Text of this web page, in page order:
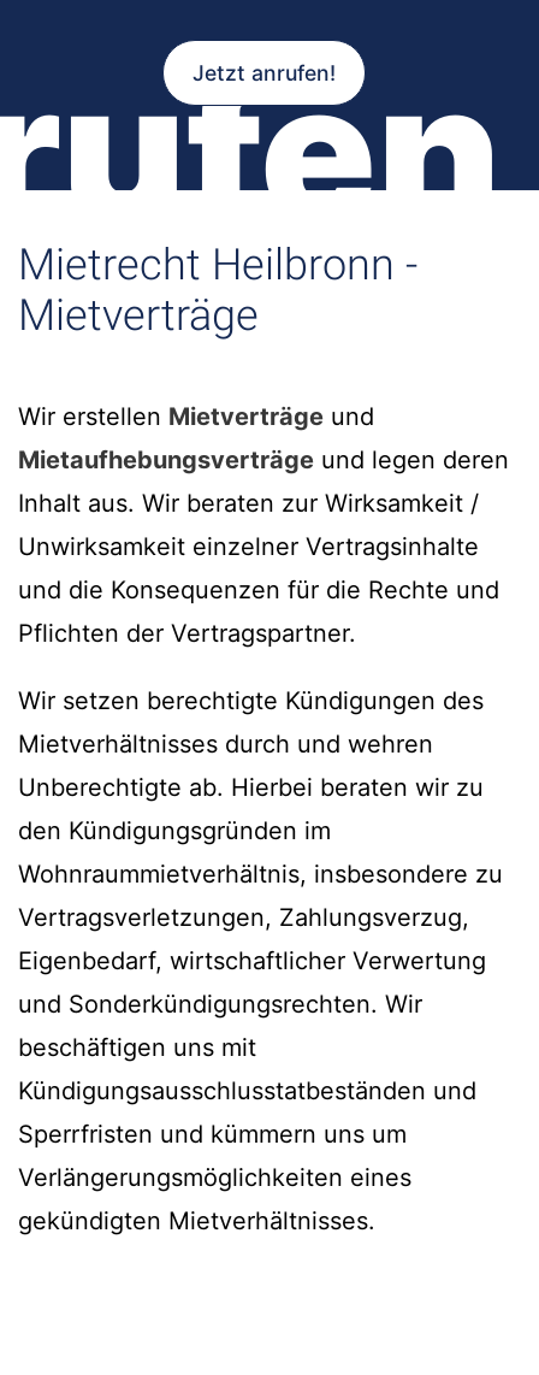
Jetzt anrufen!
Mietrecht Heilbronn -
Mietverträge
Wir erstellen Mietverträge und
Mietaufhebungsverträge und legen deren
Inhalt aus. Wir beraten zur Wirksamkeit /
Unwirksamkeit einzelner Vertragsinhalte
und die Konsequenzen für die Rechte und
Pflichten der Vertragspartner.
Wir setzen berechtigte Kündigungen des
Mietverhältnisses durch und wehren
Unberechtigte ab. Hierbei beraten wir zu
den Kündigungsgründen im
Wohnraummietverhältnis, insbesondere zu
Vertragsverletzungen, Zahlungsverzug,
Eigenbedarf, wirtschaftlicher Verwertung
und Sonderkündigungsrechten. Wir
beschäftigen uns mit
Kündigungsausschlusstatbeständen und
Sperrfristen und kümmern uns um
Verlängerungsmöglichkeiten eines
gekündigten Mietverhältnisses.